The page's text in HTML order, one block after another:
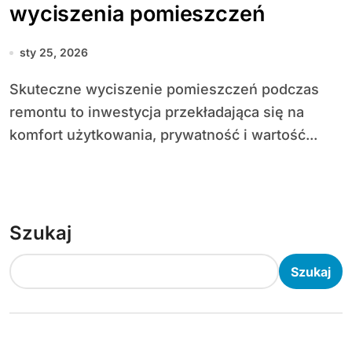
wyciszenia pomieszczeń
sty 25, 2026
Skuteczne wyciszenie pomieszczeń podczas
remontu to inwestycja przekładająca się na
komfort użytkowania, prywatność i wartość...
Szukaj
Szukaj